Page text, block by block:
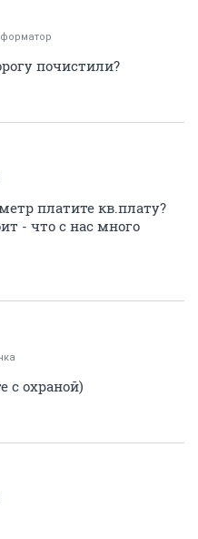
почистили?
платите кв.плату?
- что с нас много
с охраной)